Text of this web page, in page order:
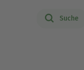
Suche